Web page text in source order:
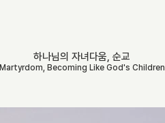
하나님의 자녀다움, 순교
Martyrdom, Becoming Like God's Children